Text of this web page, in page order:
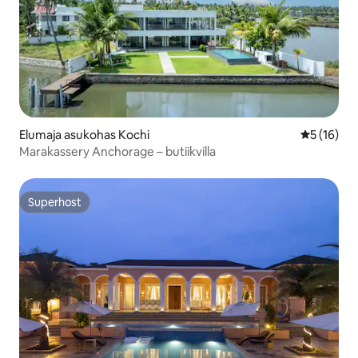
Elumaja asukohas Kochi Keskmine
5 (16)
Marakassery Anchorage – butiikvilla
Superhost
Superhost